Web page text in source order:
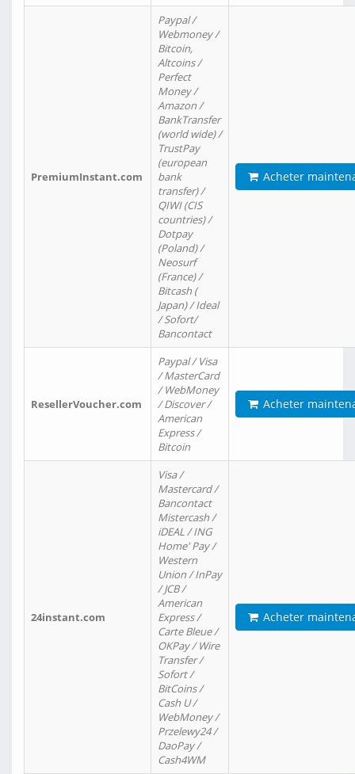
PremiumInstant.com
Paypal /
Webmoney /
Bitcoin,
Altcoins /
Perfect
Money /
Amazon /
BankTransfer
(world wide) /
TrustPay
(european
bank
transfer) /
QIWI (CIS
countries) /
Dotpay
(Poland) /
Neosurf
(France) /
Bitcash (
Japan) / Ideal
/ Sofort/
Bancontact
Acheter
ResellerVoucher.com
Paypal / Visa
/ MasterCard
/ WebMoney
/ Discover /
American
Express /
Bitcoin
Acheter
24instant.com
Visa /
Mastercard /
Bancontact
Mistercash /
iDEAL / ING
Home' Pay /
Western
Union / InPay
/ JCB /
American
Express /
Carte Bleue /
OKPay / Wire
Transfer /
Sofort /
BitCoins /
Cash U /
WebMoney /
Przelewy24 /
DaoPay /
Cash4WM
Acheter